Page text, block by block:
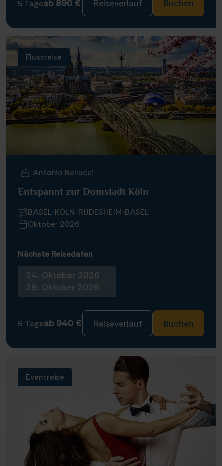
5 Tageab 890 € Reiseverlauf Buchen
Flussreise
Antonio Bellucci
Entspannt zur Domstadt Köln
BASEL-KÖLN-RÜDESHEIM-BASEL
Oktober 2026
Nächste Reisedaten
24. Oktober 2026
29. Oktober 2026
6 Tageab 940 € Reiseverlauf Buchen
Eventreise